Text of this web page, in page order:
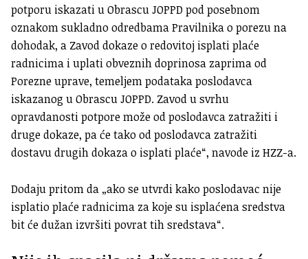
potporu iskazati u Obrascu JOPPD pod posebnom
oznakom sukladno odredbama Pravilnika o porezu na
dohodak, a Zavod dokaze o redovitoj isplati plaće
radnicima i uplati obveznih doprinosa zaprima od
Porezne uprave, temeljem podataka poslodavca
iskazanog u Obrascu JOPPD. Zavod u svrhu
opravdanosti potpore može od poslodavca zatražiti i
druge dokaze, pa će tako od poslodavca zatražiti
dostavu drugih dokaza o isplati plaće“, navode iz HZZ-a.
Dodaju pritom da „ako se utvrdi kako poslodavac nije
isplatio plaće radnicima za koje su isplaćena sredstva
bit će dužan izvršiti povrat tih sredstava“.